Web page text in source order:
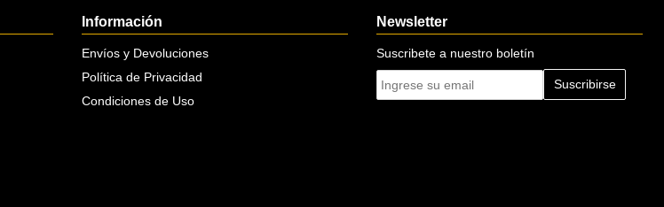
Información
Envíos y Devoluciones
Política de Privacidad
Condiciones de Uso
Newsletter
Suscribete a nuestro boletín
Suscribirse